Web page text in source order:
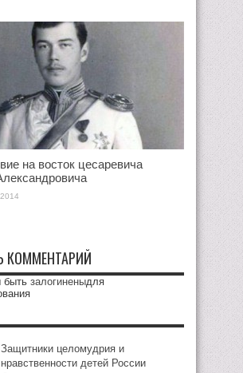
на восток цесаревича
КОММЕНТАРИЙ
быть залогиненыдля
Защитники целомудрия и
нравственности детей России